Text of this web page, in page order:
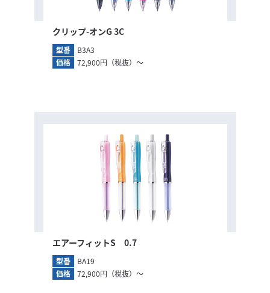
クリップ-オンG 3C
型番
B3A3
価格
72,900円（税抜）～
エアーフィットS 0.7
型番
BA19
価格
72,900円（税抜）～